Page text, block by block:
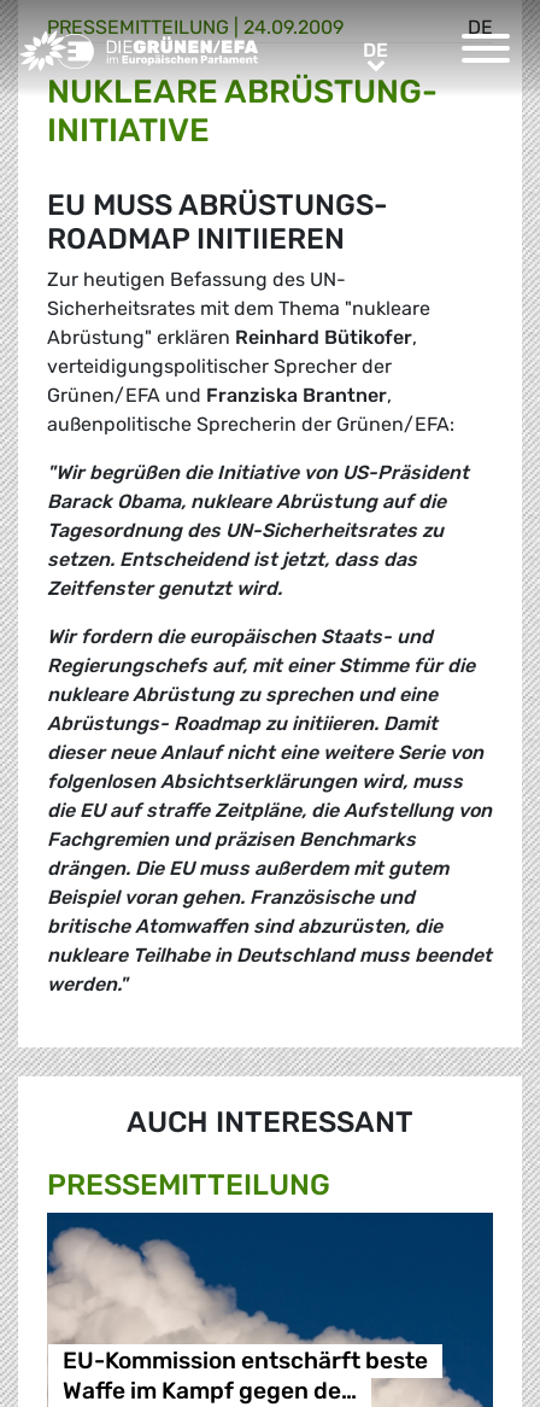
Greens/EFA Home DEDE
DE
PRESSE­MITTEILUNG 24.09.2009
NUKLEARE ABRÜSTUNG-
INITIATIVE
EU MUSS ABRÜSTUNGS-
ROADMAP INITIIEREN
Zur heutigen Befassung des UN-
Sicherheitsrates mit dem Thema "nukleare
Abrüstung" erklären Reinhard Bütikofer,
verteidigungspolitischer Sprecher der
Grünen/EFA und Franziska Brantner,
außenpolitische Sprecherin der Grünen/EFA:
"Wir begrüßen die Initiative von US-Präsident
Barack Obama, nukleare Abrüstung auf die
Tagesordnung des UN-Sicherheitsrates zu
setzen. Entscheidend ist jetzt, dass das
Zeitfenster genutzt wird.
Wir fordern die europäischen Staats- und
Regierungschefs auf, mit einer Stimme für die
nukleare Abrüstung zu sprechen und eine
Abrüstungs- Roadmap zu initiieren. Damit
dieser neue Anlauf nicht eine weitere Serie von
folgenlosen Absichtserklärungen wird, muss
die EU auf straffe Zeitpläne, die Aufstellung von
Fachgremien und präzisen Benchmarks
drängen. Die EU muss außerdem mit gutem
Beispiel voran gehen. Französische und
britische Atomwaffen sind abzurüsten, die
nukleare Teilhabe in Deutschland muss beendet
werden."
AUCH INTERESSANT
PRESSE­MITTEILUNG
EU-Kommission entschärft beste
Waffe im Kampf gegen de…